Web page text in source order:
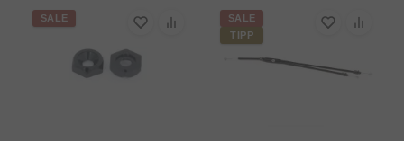
SALE
SALE
TIPP